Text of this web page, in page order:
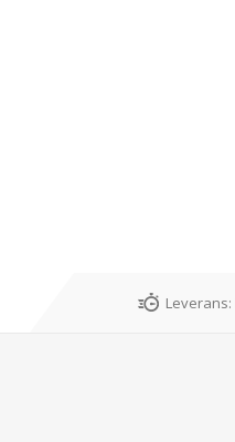
Leverans: